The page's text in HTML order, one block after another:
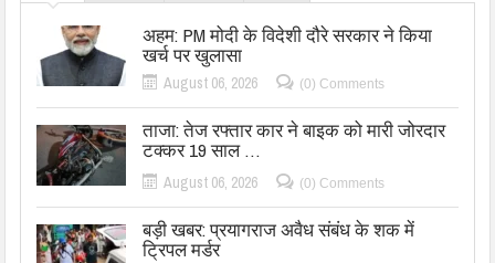
अहम: PM मोदी के विदेशी दौरे सरकार ने किया
खर्च पर खुलासा
August 06, 2026 (0) Comments
ताजा: तेज रफ्तार कार ने बाइक को मारी जोरदार
टक्कर 19 साल …
August 06, 2026 (0) Comments
बड़ी खबर: प्रयागराज अवैध संबंध के शक में
ट्रिपल मर्डर